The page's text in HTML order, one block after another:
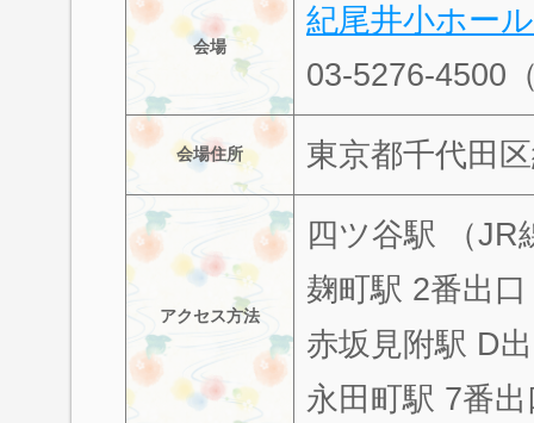
会場
紀尾井小ホール
03-5276-4500
会場住所 東京都千代田
アクセス方法
四ツ谷駅 （JR
麹町駅 2番出
赤坂見附駅 D
永田町駅 7番